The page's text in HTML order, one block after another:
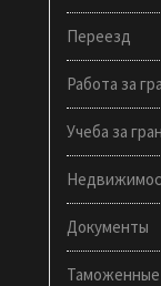
Переезд
Работа за
Учеба за
Документы
Таможенные